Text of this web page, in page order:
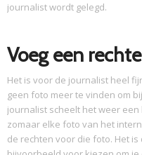
journalist wordt gelegd.
Voeg een
Het is voor de journalist heel
geen foto meer te vinden om
journalist scheelt het weer
zomaar elke foto van het
de rechten voor die foto. Het